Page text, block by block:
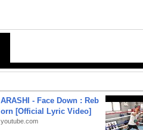
ARASHI - Face Down : Reb
orn [Official Lyric Video]
youtube.com